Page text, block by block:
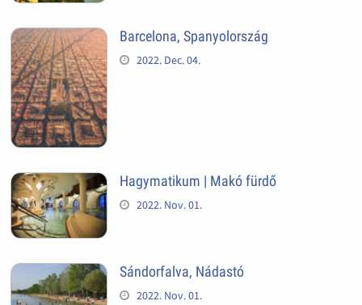
Barcelona, Spanyolország
2022. Dec. 04.
Hagymatikum | Makó fürdő
2022. Nov. 01.
Sándorfalva, Nádastó
2022. Nov. 01.